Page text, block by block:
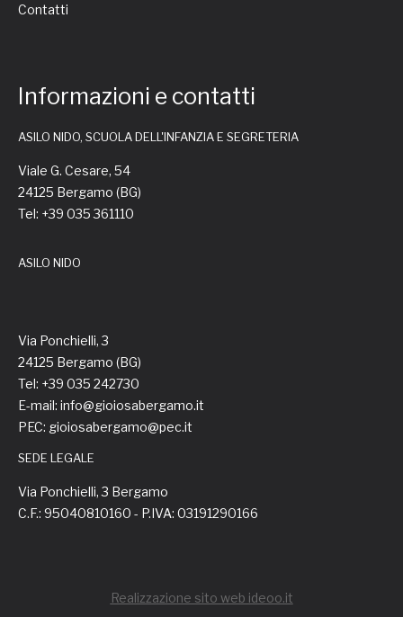
Contatti
Informazioni e contatti
ASILO NIDO, SCUOLA DELL'INFANZIA E SEGRETERIA
Viale G. Cesare, 54
24125 Bergamo (BG)
Tel: +39 035 361110
ASILO NIDO
Via Ponchielli, 3
24125 Bergamo (BG)
Tel: +39 035 242730
E-mail: info@gioiosabergamo.it
PEC: gioiosabergamo@pec.it
SEDE LEGALE
Via Ponchielli, 3 Bergamo
C.F.: 95040810160 - P.IVA: 03191290166
Realizzazione sito web ideoo.it